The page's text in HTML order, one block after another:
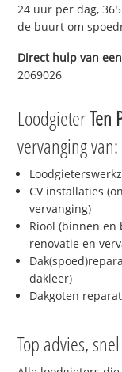
24 uur per dag,
de buurt om
Direct hulp van
2069026
LoodgieterTen
vervanging van:
CV installaties
vervanging)
Riool (binnen
renovatie en
dakleer)
Dakgoten
Top advies,